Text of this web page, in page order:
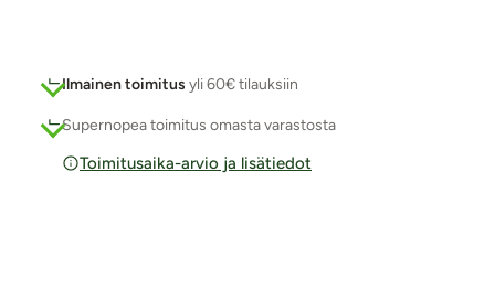
Ilmainen toimitus yli 60€ tilauksiin
Supernopea toimitus omasta varastosta
Toimitusaika-arvio ja lisätiedot